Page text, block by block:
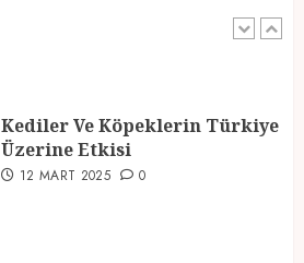
Kediler Ve Köpeklerin Türkiye
Üzerine Etkisi
12 MART 2025 0